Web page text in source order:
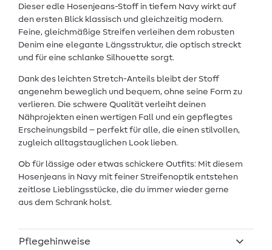
Dieser edle Hosenjeans-Stoff in tiefem Navy wirkt auf
den ersten Blick klassisch und gleichzeitig modern.
Feine, gleichmäßige Streifen verleihen dem robusten
Denim eine elegante Längsstruktur, die optisch streckt
und für eine schlanke Silhouette sorgt.
Dank des leichten Stretch-Anteils bleibt der Stoff
angenehm beweglich und bequem, ohne seine Form zu
verlieren. Die schwere Qualität verleiht deinen
Nähprojekten einen wertigen Fall und ein gepflegtes
Erscheinungsbild – perfekt für alle, die einen stilvollen,
zugleich alltagstauglichen Look lieben.
Ob für lässige oder etwas schickere Outfits: Mit diesem
Hosenjeans in Navy mit feiner Streifenoptik entstehen
zeitlose Lieblingsstücke, die du immer wieder gerne
aus dem Schrank holst.
Pflegehinweise